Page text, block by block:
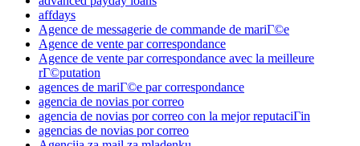
affdays
Agence de messagerie de commande de mariГ©e
Agence de vente par correspondance
Agence de vente par correspondance avec la meilleure
rГ©putation
agences de mariГ©e par correspondance
agencia de novias por correo
agencia de novias por correo con la mejor reputaciГіn
agencias de novias por correo